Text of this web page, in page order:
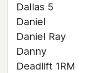
Dallas 5
Daniel
Daniel Ray
Danny
Deadlift 1RM